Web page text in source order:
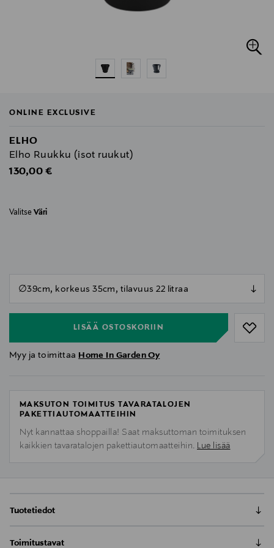
ONLINE EXCLUSIVE
ELHO
Elho Ruukku (isot ruukut)
Original Price
130,00 €
Valitse Väri
LISÄÄ OSTOSKORIIN
Myy ja toimittaa Home In Garden Oy
MAKSUTON TOIMITUS TAVARATALOJEN
PAKETTIAUTOMAATTEIHIN
Nyt kannattaa shoppailla! Saat maksuttoman toimituksen
kaikkien tavaratalojen pakettiautomaatteihin. Lue lisää
Tuotetiedot
Elho- ruukut herättävät kasvit eloon. Näyttävät
Toimitustavat